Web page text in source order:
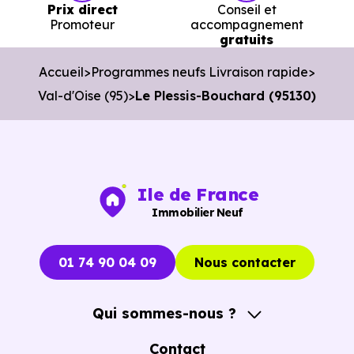
Cibler les bons biens dès le départ.
Éviter les annonces obsolètes.
Organiser des visites pertinentes.
Vous pouvez consulter dès maintenant nos
voir les opportunités concrètes.
Prix direct
Promoteur
Conseil et
accompagnement
gratuits
Accueil Programmes neufs Livraison rapide
Val-d'Oise (95) Le Plessis-Bouchard (95130)
Ile de France
Immobilier Neuf
01 74 90 04 09 Nous contacter
Qui sommes-nous ?
A propos
Contact